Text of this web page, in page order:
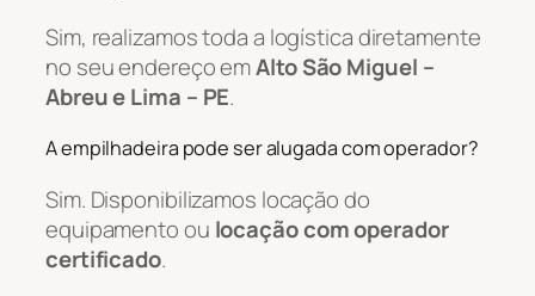
Sim, realizamos toda a logística diretamente
no seu endereço emAlto São Miguel –
Abreu e Lima – PE.
A empilhadeira pode ser alugada com operador?
Sim. Disponibilizamos locação do
equipamento ou locação com operador
certificado.